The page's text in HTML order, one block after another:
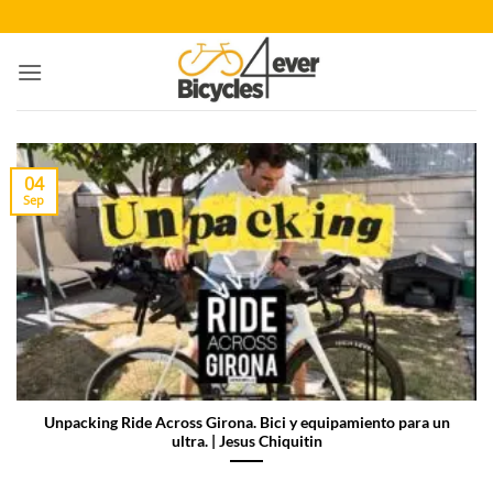
al
contenido
Unpacking Ride Across Girona. Bici y equipamiento para un
ultra. | Jesus Chiquitin
04
Sep